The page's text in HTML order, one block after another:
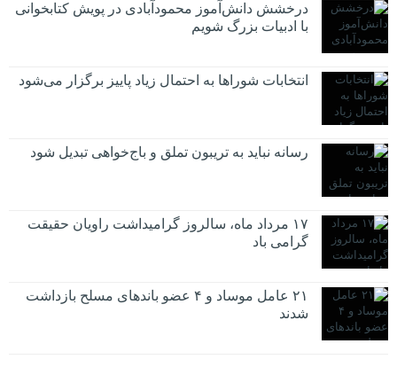
درخشش دانش‌آموز محمودآبادی در پویش کتابخوانی
با ادبیات بزرگ شویم
انتخابات شوراها به احتمال زیاد پاییز برگزار می‌شود
رسانه نباید به تریبون تملق و باج‌خواهی تبدیل شود
۱۷ مرداد ماه، سالروز گرامیداشت راویان حقیقت
گرامی باد
۲۱ عامل موساد و ۴ عضو باند‌های مسلح بازداشت
شدند